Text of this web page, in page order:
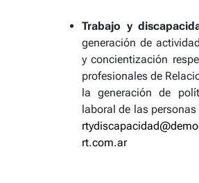
Trabajo y
generación de
y concientización
profesionales de
la generación de
laboral de las
rt.com.ar